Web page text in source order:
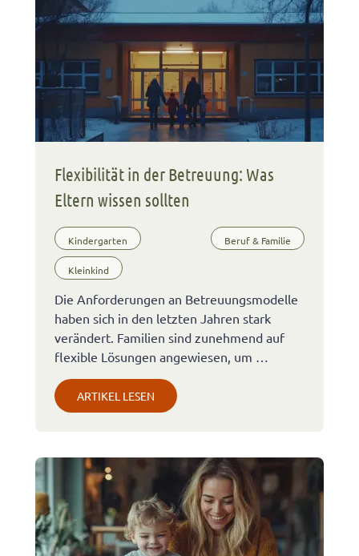
Flexibilität in der Betreuung: Was
Eltern wissen sollten
Kindergarten Beruf & Familie
Kleinkind
Die Anforderungen an Betreuungsmodelle
haben sich in den letzten Jahren stark
verändert. Familien sind zunehmend auf
flexible Lösungen angewiesen, um …
ARTIKEL LESEN